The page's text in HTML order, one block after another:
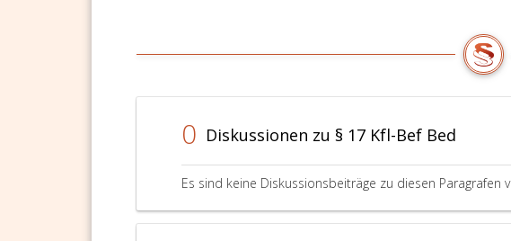
0 Diskussionen zu § 17 Kfl-Bef Bed
Es sind keine Diskussionsbeiträge zu diesen Paragrafen